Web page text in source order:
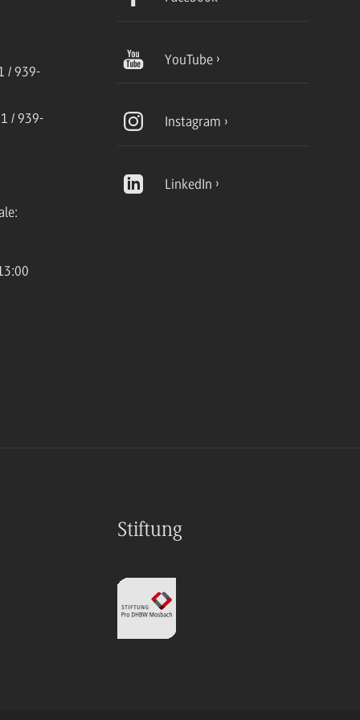
/ 939-
/ 939-
YouTube
Instagram
LinkedIn
Stiftung